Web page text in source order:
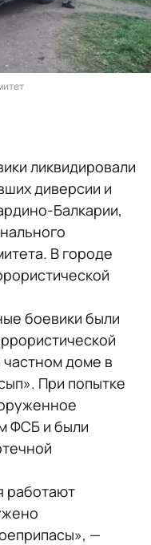
ликвидировали
диверсии и
Балкарии,
В городе
боевики были
частном доме в
При попытке
ФСБ и были
работают
—